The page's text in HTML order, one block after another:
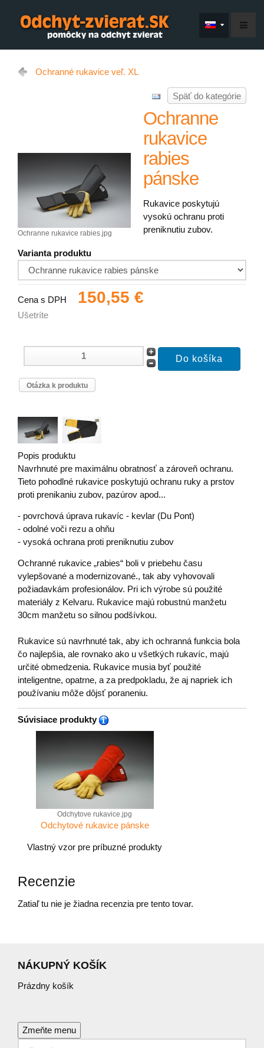
Ochranné rukavice veľ. XL
Späť do kategórie
Ochranne rukavice rabies.jpg
Ochranne
rukavice
rabies
pánske
Rukavice poskytujú
vysokú ochranu proti
preniknutiu zubov.
Varianta produktu
Cena s DPH 150,55 €
Ušetríte
Otázka k produktu
Popis produktu
Navrhnuté pre maximálnu obratnosť a zároveň ochranu.
Tieto pohodlné rukavice poskytujú ochranu ruky a prstov
proti prenikaniu zubov, pazúrov apod...
- povrchová úprava rukavíc - kevlar (Du Pont)
- odolné voči rezu a ohňu
- vysoká ochrana proti preniknutiu zubov
Ochranné rukavice „rabies“ boli v priebehu času
vylepšované a modernizované., tak aby vyhovovali
požiadavkám profesionálov. Pri ich výrobe sú použité
materiály z Kelvaru. Rukavice majú robustnú manžetu
30cm manžetu so silnou podšívkou.
Rukavice sú navrhnuté tak, aby ich ochranná funkcia bola
čo najlepšia, ale rovnako ako u všetkých rukavíc, majú
určité obmedzenia. Rukavice musia byť použité
inteligentne, opatrne, a za predpokladu, že aj napriek ich
používaniu môže dôjsť poraneniu.
Súvisiace produkty
Odchytove rukavice.jpg
Odchytové rukavice pánske
Vlastný vzor pre príbuzné produkty
Recenzie
Zatiaľ tu nie je žiadna recenzia pre tento tovar.
NÁKUPNÝ KOŠÍK
Prázdny košík